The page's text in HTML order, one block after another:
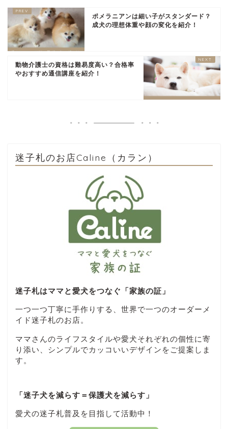
ポメラニアンは細い子がスタンダード？
成犬の理想体重や顔の変化を紹介！
動物介護士の資格は難易度高い？合格率
やおすすめ通信講座を紹介！
迷子札のお店Caline（カラン）
迷子札はママと愛犬をつなぐ「家族の証」
一つ一つ丁寧に手作りする、世界で一つのオーダーメ
イド迷子札のお店。
ママさんのライフスタイルや愛犬それぞれの個性に寄
り添い、シンプルでカッコいいデザインをご提案しま
す。
「迷子犬を減らす＝保護犬を減らす」
愛犬の迷子札普及を目指して活動中！